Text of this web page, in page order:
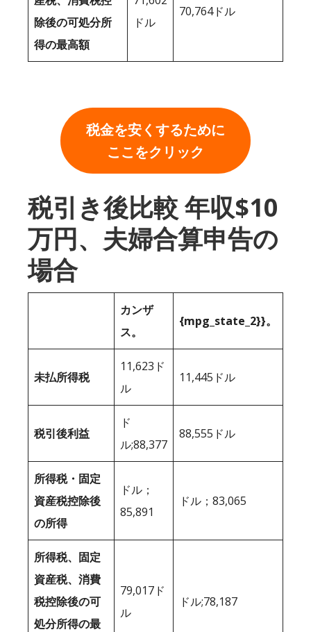
除後の可処分所
得の最高額
ドル
70,764ドル
税金を安くするために
ここをクリック
税引き後比較 年収$10
万円、夫婦合算申告の
場合
カンザ
ス。
{mpg_state_2}}。
未払所得税
11,623ド
ル
11,445ドル
税引後利益
ド
ル;88,377
88,555ドル
所得税・固定
資産税控除後
の所得
ドル；
85,891
ドル；83,065
所得税、固定
資産税、消費
税控除後の可
処分所得の最
79,017ド
ル
ドル;78,187